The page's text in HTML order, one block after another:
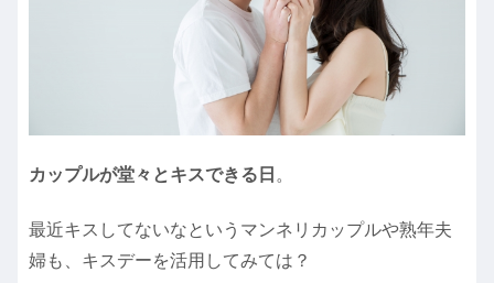
カップルが堂々とキスできる日 。
最近キスしてないなというマンネリカップルや熟年夫
婦も、キスデーを活用してみては？